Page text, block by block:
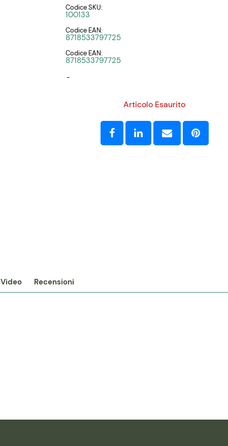
Codice SKU:
100133
Codice EAN:
8718533797725
Codice EAN:
8718533797725
-
Articolo Esaurito
Video Recensioni